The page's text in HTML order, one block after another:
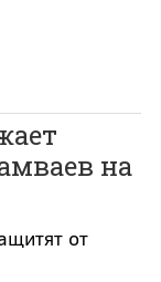
на
от